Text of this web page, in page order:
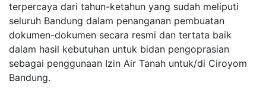
terpercaya dari tahun-ketahun yang sudah meliputi
seluruh Bandung dalam penanganan pembuatan
dokumen-dokumen secara resmi dan tertata baik
dalam hasil kebutuhan untuk bidan pengoprasian
sebagai penggunaan Izin Air Tanah untuk/di Ciroyom
Bandung.